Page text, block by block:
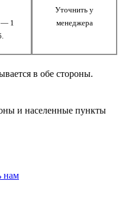
— 1
Уточнить у
менеджера
в обе стороны.
и населенные пункты
нам